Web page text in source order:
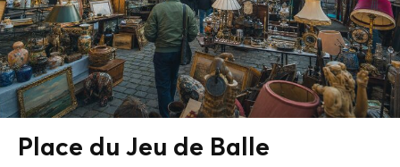
Place du Jeu de Balle